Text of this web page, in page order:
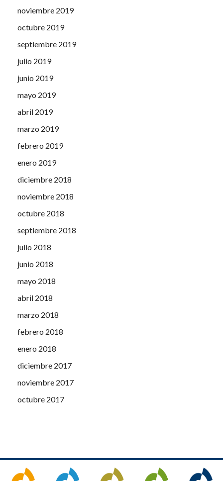
noviembre 2019
octubre 2019
septiembre 2019
julio 2019
junio 2019
mayo 2019
abril 2019
marzo 2019
febrero 2019
enero 2019
diciembre 2018
noviembre 2018
octubre 2018
septiembre 2018
julio 2018
junio 2018
mayo 2018
abril 2018
marzo 2018
febrero 2018
enero 2018
diciembre 2017
noviembre 2017
octubre 2017